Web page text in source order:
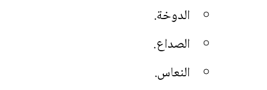
الدوخة.
الصداع.
النعاس.